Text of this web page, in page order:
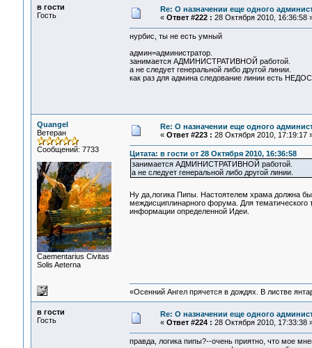
в гости
Гость
Re: О назначении еще одного
« Ответ #222 : 28 Октября 2010, 16:36:58
нурбис, ты не есть умный
админ=администратор.
занимается АДМИНИСТРАТИВНОЙ работой.
а не следует генеральной либо другой линии.
как раз для админа следование линии есть
Quangel
Ветеран
Сообщений: 7733
Сaementarius Civitas
Solis Aeterna
Re: О назначении еще одного
« Ответ #223 : 28 Октября 2010, 17:19:17
Цитата: в гости от 28 Октября 2010, 16:36:58
занимается АДМИНИСТРАТИВНОЙ работой.
а не следует генеральной либо другой линии.
Ну да,логика Пипы. Настоятелем храма должна
междисциплинарного форума. Для тематического
информации определенной Идеи.
«Осенний Ангел прячется в дождях. В листве
в гости
Гость
Re: О назначении еще одного
« Ответ #224 : 28 Октября 2010, 17:33:38
правда, логика пипы?--очень приятно, что мое